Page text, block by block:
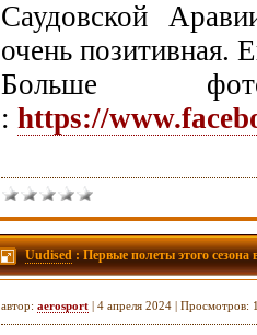
Саудовской
очень позитивная.
Больше
: https://
Uudised: Первые полеты этого сезона
автор: aerosport | 4 апреля 2024 | Просмотров: